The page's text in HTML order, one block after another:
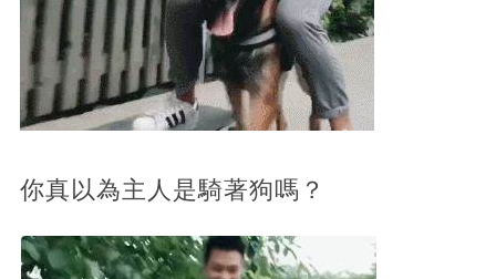
你真以為主人是騎著狗嗎？